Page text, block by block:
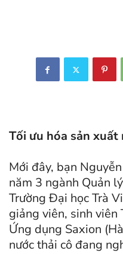
Tối ưu hóa sản
Mới đây, bạn
năm 3 ngành Quản
Trường Đại học Trà
giảng viên, sinh viên
Ứng dụng Saxion
nước thải cô đang